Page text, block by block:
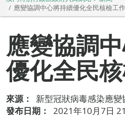
應變協調中心將持續優化全民核檢工作
應變協調
優化全民
來源：
新型冠狀病毒感染應變
發布日期：
2021年10月7日